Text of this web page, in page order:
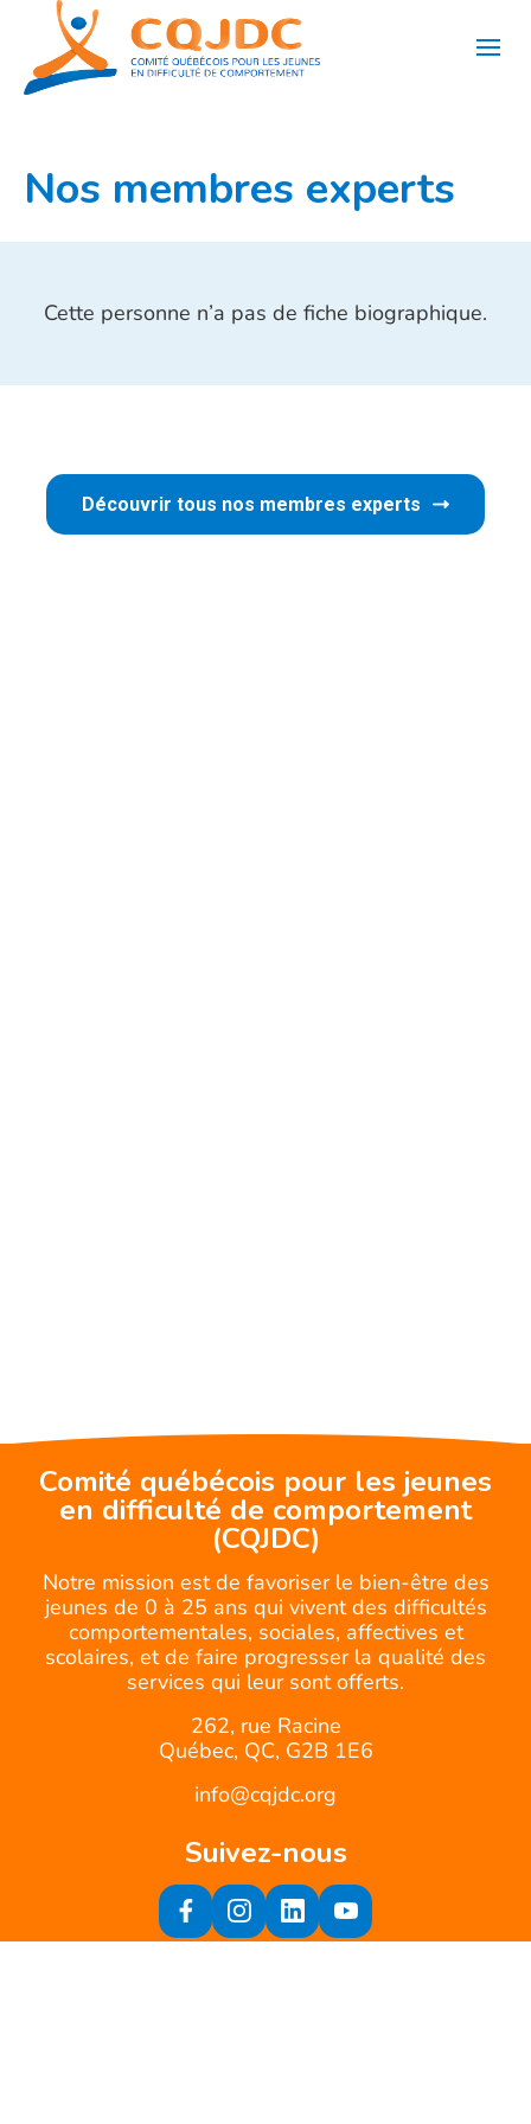
contenu
Nos membres experts
Cette personne n’a pas de fiche biographique.
Découvrir tous nos membres experts
Comité québécois pour les jeunes
en difficulté de comportement
(CQJDC)
Notre mission est de favoriser le bien-être des
jeunes de 0 à 25 ans qui vivent des difficultés
comportementales, sociales, affectives et
scolaires, et de faire progresser la qualité des
services qui leur sont offerts.
262, rue Racine
Québec, QC, G2B 1E6
info@cqjdc.org
Suivez-nous